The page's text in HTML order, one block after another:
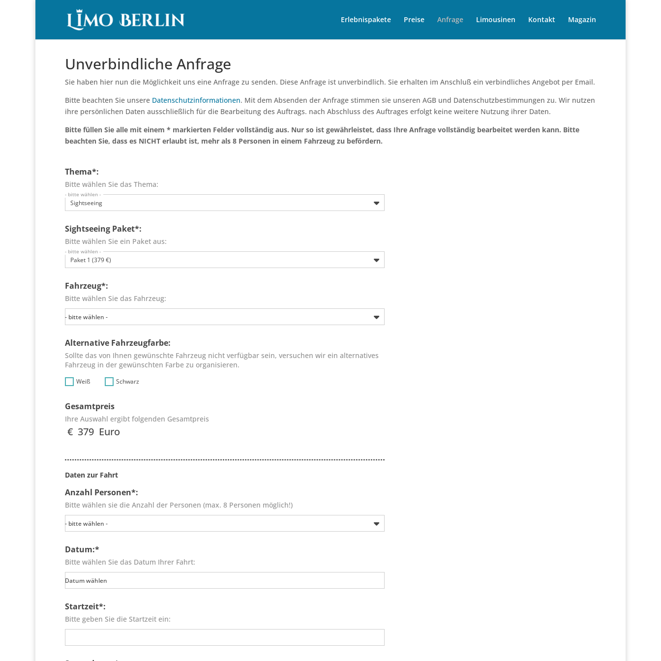
Erlebnispakete Preise Anfrage Limousinen Kontakt Magazin
Unverbindliche Anfrage
Sie haben hier nun die Möglichkeit uns eine Anfrage zu senden. Diese Anfrage ist unverbindlich. Sie erhalten im Anschluß ein verbindliches Angebot per Email.
Bitte beachten Sie unsere Datenschutzinformationen. Mit dem Absenden der Anfrage stimmen sie unseren AGB und Datenschutzbestimmungen zu. Wir nutzen
ihre persönlichen Daten ausschließlich für die Bearbeitung des Auftrags. nach Abschluss des Auftrages erfolgt keine weitere Nutzung ihrer Daten.
Bitte füllen Sie alle mit einem * markierten Felder vollständig aus. Nur so ist gewährleistet, dass Ihre Anfrage vollständig bearbeitet werden kann. Bitte
beachten Sie, dass es NICHT erlaubt ist, mehr als 8 Personen in einem Fahrzeug zu befördern.
Thema*:
Bitte wählen Sie das Thema:
Sightseeing
- bitte wählen -
Sightseeing Paket*:
Bitte wählen Sie ein Paket aus:
Paket 1 (379 €)
- bitte wählen -
Fahrzeug*:
Bitte wählen Sie das Fahrzeug:
- bitte wählen -
Alternative Fahrzeugfarbe:
Sollte das von Ihnen gewünschte Fahrzeug nicht verfügbar sein, versuchen wir ein alternatives
Fahrzeug in der gewünschten Farbe zu organisieren.
Weiß Schwarz
Gesamtpreis
Ihre Auswahl ergibt folgenden Gesamtpreis
€ 379 Euro
Daten zur Fahrt
Anzahl Personen*:
Bitte wählen sie die Anzahl der Personen (max. 8 Personen möglich!)
- bitte wählen -
Datum:*
Bitte wählen Sie das Datum Ihrer Fahrt:
Datum wählen
Startzeit*:
Bitte geben Sie die Startzeit ein: